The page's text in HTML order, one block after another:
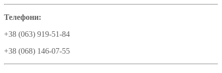
Телефони:
+38 (063) 919-51-84
+38 (068) 146-07-55